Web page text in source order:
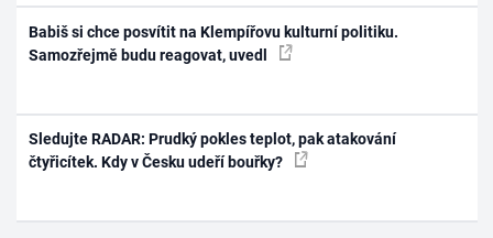
Babiš si chce posvítit na Klempířovu kulturní politiku.
Samozřejmě budu reagovat, uvedl
Sledujte RADAR: Prudký pokles teplot, pak atakování
čtyřicítek. Kdy v Česku udeří bouřky?